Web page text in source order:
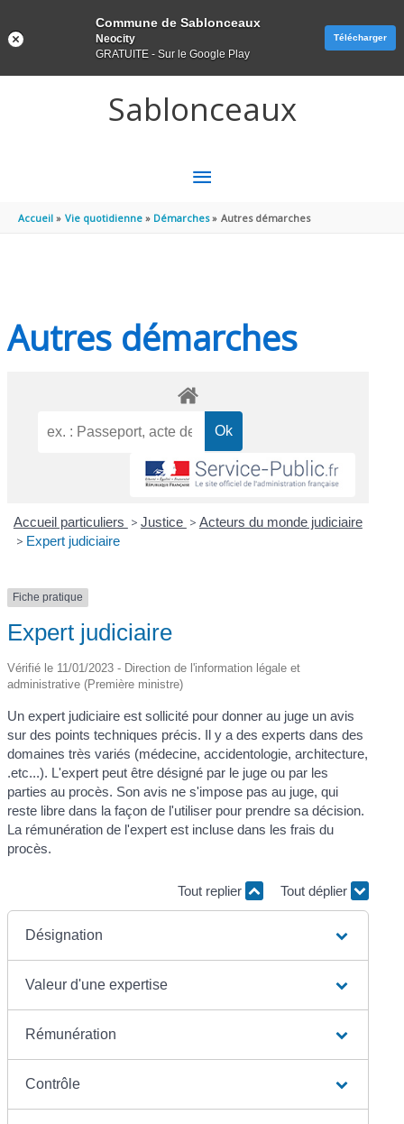
Sablonceaux
MENU
PRINCIPAL
Accueil Vie quotidienne Démarches Autres démarches
Autres démarches
Accueil particuliers > Justice > Acteurs du monde judiciaire
> Expert judiciaire
Fiche pratique
Expert judiciaire
Vérifié le 11/01/2023 - Direction de l'information légale et
administrative (Première ministre)
Un expert judiciaire est sollicité pour donner au juge un avis
sur des points techniques précis. Il y a des experts dans des
domaines très variés (médecine, accidentologie, architecture,
.etc...). L'expert peut être désigné par le juge ou par les
parties au procès. Son avis ne s'impose pas au juge, qui
reste libre dans la façon de l'utiliser pour prendre sa décision.
La rémunération de l'expert est incluse dans les frais du
procès.
Tout replier Tout déplier
Désignation
Valeur d'une expertise
Rémunération
Contrôle
Commune de Sablonceaux
Neocity
GRATUITE - Sur le Google Play
Télécharger